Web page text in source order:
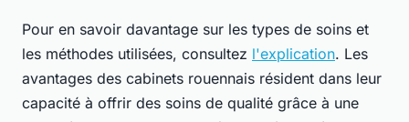
Pour en savoir davantage sur les types de soins et
les méthodes utilisées, consultez l'explication. Les
avantages des cabinets rouennais résident dans leur
capacité à offrir des soins de qualité grâce à une